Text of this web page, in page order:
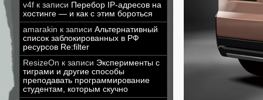
v4f к записи Перебор IP-адресов на
хостинге — и как с этим бороться
amarakin к записи Альтернативный
список заблокированных в РФ
ресурсов Re:filter
ResizeOn к записи Эксперименты с
тиграми и другие способы
преподавать программирование
студентам, которым скучно